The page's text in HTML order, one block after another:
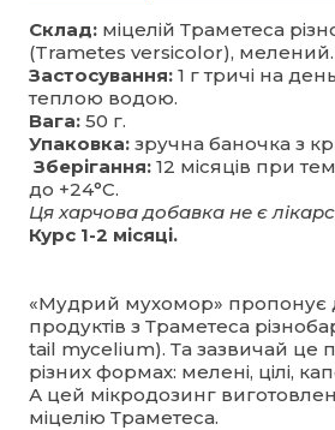
Склад: міцелій Траметеса
(Trametes versicolor), мелений.
Застосування: 1 г тричі на
теплою водою.
Вага: 50 г.
Упаковка: зручна баночка з
Зберігання: 12 місяців при
до +24°С.
Ця харчова добавка не є
Курс 1-2 місяці.
«Мудрий мухомор» пропонує
продуктів з Траметеса
tail mycelium). Та зазвичай це
різних формах: мелені, цілі,
А цей мікродозинг
міцелію Траметеса.